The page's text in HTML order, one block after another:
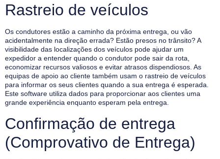
Rastreio de veículos
Os condutores estão a caminho da próxima entrega, ou vão
acidentalmente na direção errada? Estão presos no trânsito? A
visibilidade das localizações dos veículos pode ajudar um
expedidor a entender quando o condutor pode sair da rota,
economizar recursos valiosos e evitar atrasos dispendiosos. As
equipas de apoio ao cliente também usam o rastreio de veículos
para informar os seus clientes quando a sua entrega é esperada.
Este software utiliza dados para proporcionar aos clientes uma
grande experiência enquanto esperam pela entrega.
Confirmação de entrega
(Comprovativo de Entrega)